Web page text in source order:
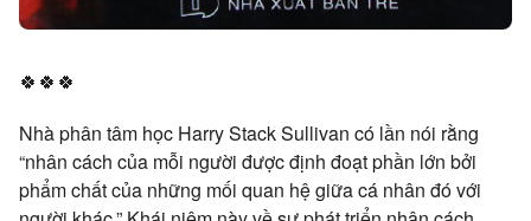
🍀🍀🍀
Nhà phân tâm học Harry Stack Sullivan có lần nói rằng
“nhân cách của mỗi người được định đoạt phần lớn bởi
phẩm chất của những mối quan hệ giữa cá nhân đó với